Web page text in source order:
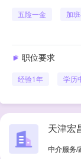
五险一金 加
职位要求
经验1年 学历
天津宏
中介服务/